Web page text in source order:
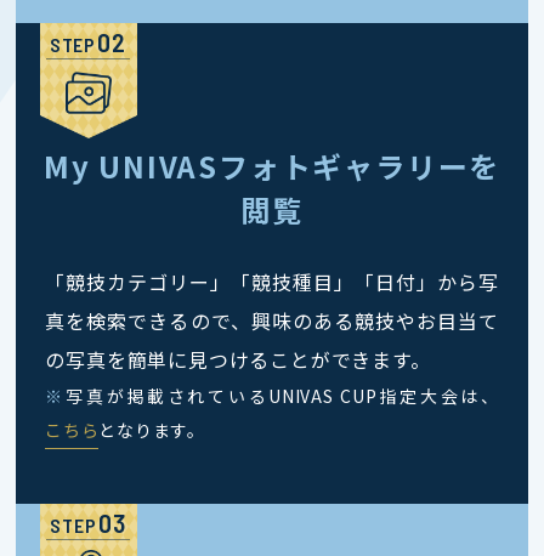
STEP
My UNIVASフォトギャラリーを
閲覧
「競技カテゴリー」「競技種目」「日付」から写
真を検索できるので、興味のある競技やお目当て
の写真を簡単に見つけることができます。
※ 写真が掲載されているUNIVAS CUP指定大会は、
こちら となります。
STEP